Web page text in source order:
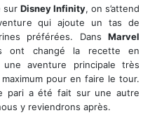
sur Disney Infinity, on s’attend
qui ajoute un tas de
préférées. Dans Marvel
ont changé la recette en
aventure principale très
pour en faire le tour.
pari a été fait sur une autre
y reviendrons après.